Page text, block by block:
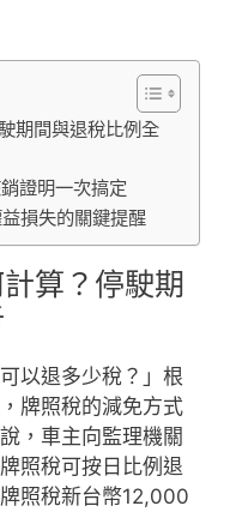
期間與退稅比例全
證明一次搞定
損失的關鍵提醒
算？停駛期
以退多少稅？」根
牌照稅的減免方式
，車主向監理機關
照稅可按日比例退
照稅新台幣12,000